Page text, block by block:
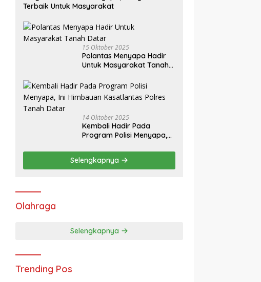
Terbaik Untuk Masyarakat
15 Oktober 2025
Polantas Menyapa Hadir
Untuk Masyarakat Tanah
14 Oktober 2025
Kembali Hadir Pada
Program Polisi Menyapa,
Polres Tanah Datar
Selengkapnya
Olahraga
Selengkapnya
Trending Pos